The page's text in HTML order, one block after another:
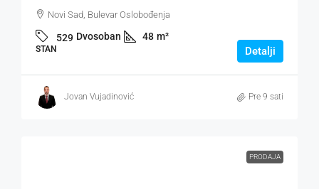
Novi Sad, Bulevar Oslobođenja
529 Dvosoban 48 m²
STAN Detalji
Jovan Vujadinović Pre 9 sati
PRODAJA